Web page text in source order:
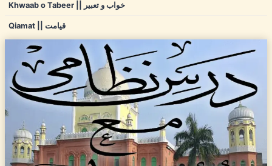
Khwaab o Tabeer || خواب و تعبیر
Qiamat || قیامت